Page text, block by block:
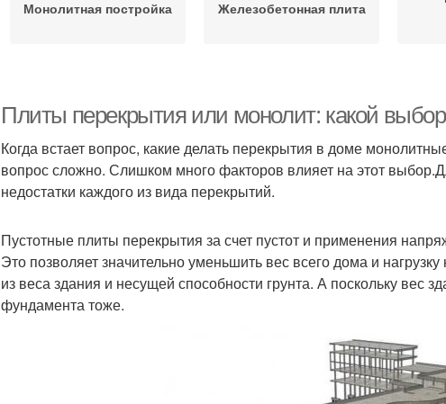
Монолитная постройка Железобетонная плита
фундаменте
Плиты на сваях
Плиты перекрытия или монолит: какой
Когда встает вопрос, какие делать перекрытия в доме
вопрос сложно. Слишком много факторов влияет на этот
недостатки каждого из вида перекрытий.
Пустотные плиты перекрытия за счет пустот и применения
Это позволяет значительно уменьшить вес всего дома и
из веса здания и несущей способности грунта. А поскольку вес
фундамента тоже.